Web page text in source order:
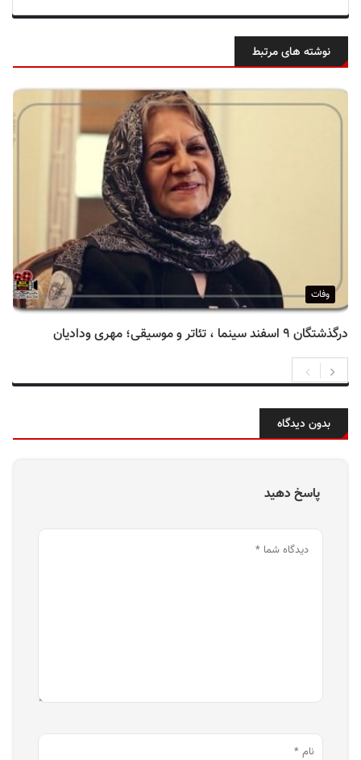
نوشته های مرتبط
وفات
درگذشتگان ۹ اسفند سینما ، تئاتر و موسیقی؛ مهری ودادیان
بدون دیدگاه
پاسخ دهید